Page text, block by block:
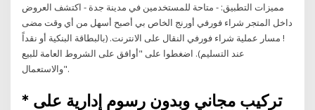
مميزات التطبيق: - متاحة للمستخدمين في مدينة جدة - اكتشف العروض
داخل المتجر شراء فورفي أورنج الخاص بي أصبح أسهل من أي وقت مضى
! مسار عملية شراء فورفي النقال على الانترنت. (بالبطاقة البنكية أو نقداً
عند التسليم). اضغطوا على "أوافق على الشروط العامة للبيع
والاستعمال".
* تركيب مجاني وبدون رسوم إدارية على